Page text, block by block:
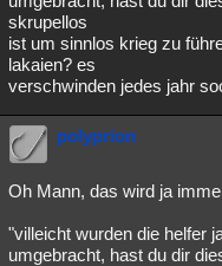
skrupellos
ist um sinnlos krieg zu
lakaien? es
verschwinden jedes jahr
polyprion
Oh Mann, das wird ja
"villeicht wurden die helfer
umgebracht, hast du dir